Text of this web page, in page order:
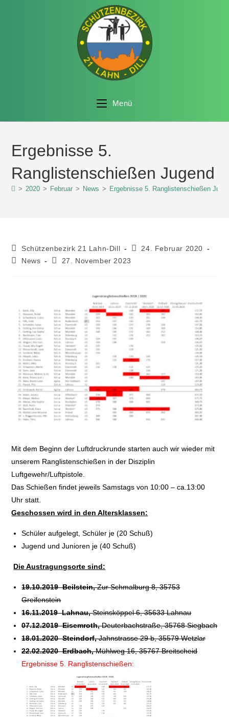
Menü
Ergebnisse 5.
Ranglistenschießen Jugend
> 2020 > Februar > News > Ergebnisse 5. Ranglistenschießen
Schützenbezirk 21 Lahn-Dill
24. Februar 2020
News
27. November 2023
Mit dem Beginn der Luftdruckrunde starten auch wir wieder mit
unserem Ranglistenschießen in der Disziplin
Luftgewehr/Luftpistole.
Das Schießen findet jeweils Samstags von 10:00 – ca.13:00
Uhr statt.
Geschossen wird in den Altersklassen:
Schüler aufgelegt, Schüler je (20 Schuß)
Jugend und Junioren je (40 Schuß)
Die Austragungsorte sind:
19.10.2019 Beilstein,Zur Schmalburg 8, 35753
Greifenstein
16.11.2019 Lahnau,Steinsköppel 6, 35633 Lahnau
07.12.2019 Eisemroth,Deuterbachstraße, 35768 Siegbach
18.01.2020 Steindorf,Jahnstrasse 29 b, 35579 Wetzlar
22.02.2020 Erdbach,Mühlweg 16, 35767 Breitscheid
Ergebnisse 5. Ranglistenschießen: